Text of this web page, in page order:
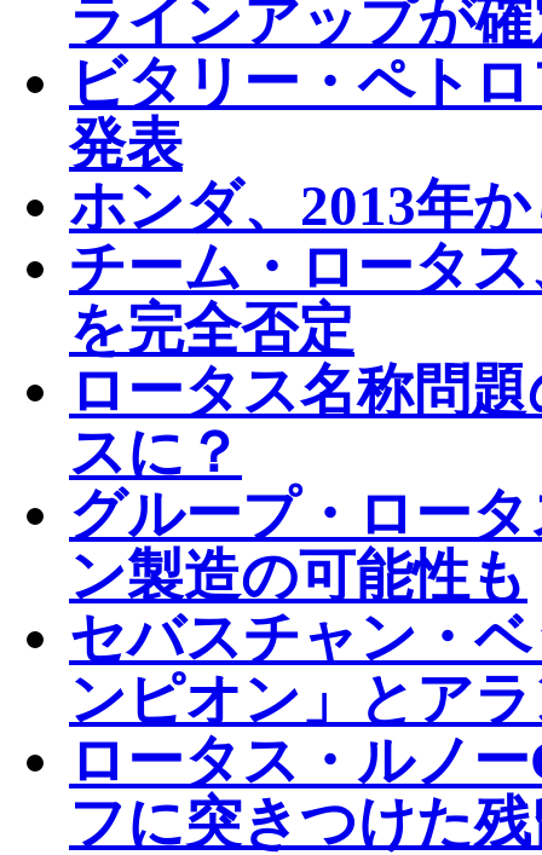
ラインアップが
ビタリー・ペト
発表
ホンダ、2013年
チーム・ロータ
を完全否定
ロータス名称問
スに？
グループ・ロー
ン製造の可能性も
セバスチャン・
ンピオン」とア
ロータス・ルノ
フに突きつけた